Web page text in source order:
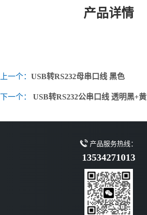
产品详情
上一个： USB转RS232母串口线 黑色
下一个： USB转RS232公串口线 透明黑+黄
产品服务热线：
13534271013